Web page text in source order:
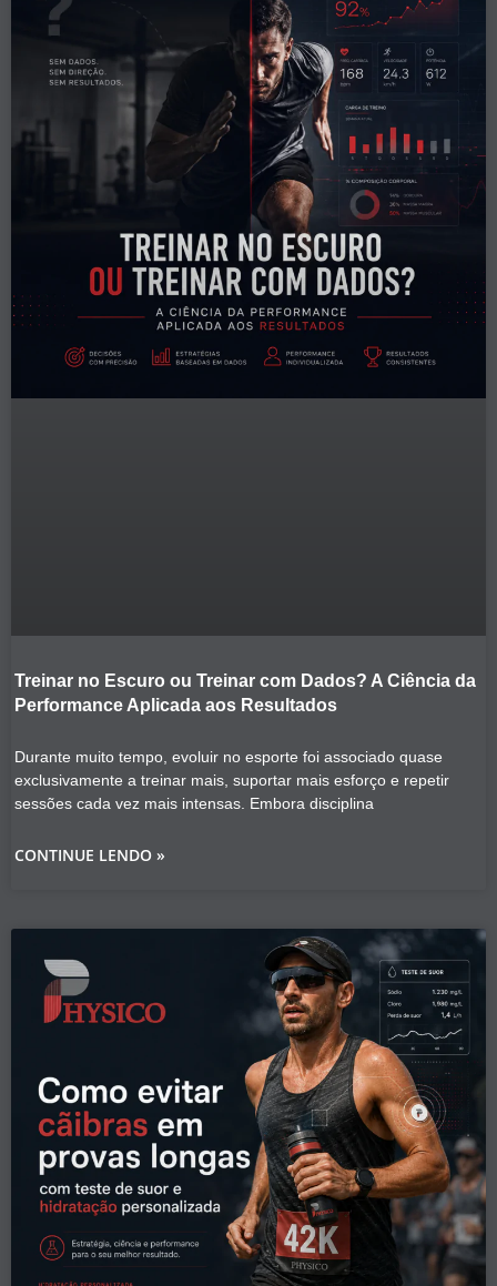
Treinar no Escuro ou Treinar com Dados? A Ciência da
Performance Aplicada aos Resultados
Durante muito tempo, evoluir no esporte foi associado quase
exclusivamente a treinar mais, suportar mais esforço e repetir
sessões cada vez mais intensas. Embora disciplina
CONTINUE LENDO »